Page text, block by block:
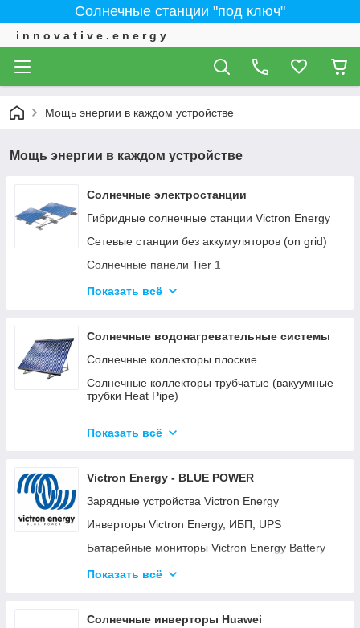
Солнечные станции "под ключ"
i n n o v a t i v e . e n e r g y
Мощь энергии в каждом устройстве
Мощь энергии в каждом устройстве
Солнечные электростанции
Гибридные солнечные станции Victron Energy
Сетевые станции без аккумуляторов (on grid)
Солнечные панели Tier 1
ИНВЕРТОРЫ - Сетевые, автономные,
Показать всё
Солнечные водонагревательные системы
Солнечные коллекторы плоские
Солнечные коллекторы трубчатые (вакуумные
трубки Heat Pipe)
водонагревательных систем (гелиосистем)
Солнечные коллекторы для больших станций
Солнечные насосные станции
Комплектующие к солнечным
Показать всё
Victron Energy - BLUE POWER
Зарядные устройства Victron Energy
Инверторы Victron Energy, ИБП, UPS
Батарейные мониторы Victron Energy Battery
Панели управления для систем Victron Energy
Показать всё
Солнечные инверторы Huawei